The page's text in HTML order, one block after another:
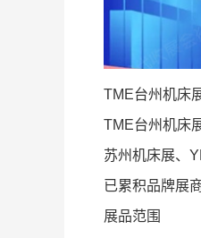
TME台州机床
TME台州机床
苏州机床展、
已累积品牌展
展品范围